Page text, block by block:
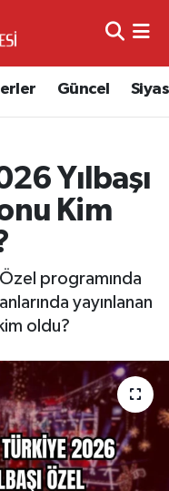
Güncel
Yılbaşı
Kim
programında
yayınlanan
oldu?